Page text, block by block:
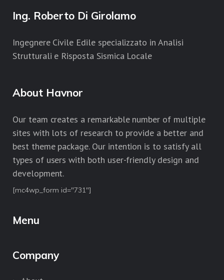
Ing. Roberto Di Girolamo
Ingegnere Civile Edile specializzato in Analisi
Strutturali e Risposta Sismica Locale
About Havnor
Our team creates a remarkable number of multiple
sites with lots of research to provide a better and
best theme package. Our intention is to satisfy all
types of users with both user-friendly design and
development.
[mc4wp_form id="731"]
Menu
Company